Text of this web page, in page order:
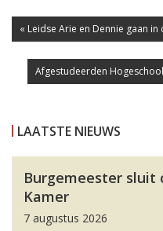
« Leidse Arie en Dennie gaan
Afgestudeerden
LAATSTE NIEUWS
Burgemeester sluit
Kamer
7 augustus 2026